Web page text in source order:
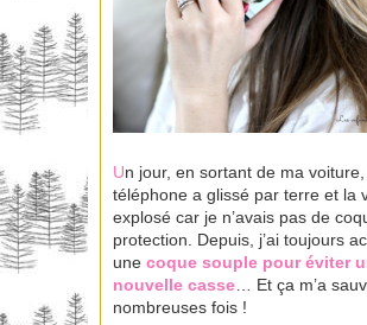
Un jour, en sortant de ma
téléphone a glissé par terre et la
explosé car je n’avais pas de
protection. Depuis, j’ai toujours
une coque souple pour éviter
nouvelle casse… Et ça m’a
nombreuses fois !